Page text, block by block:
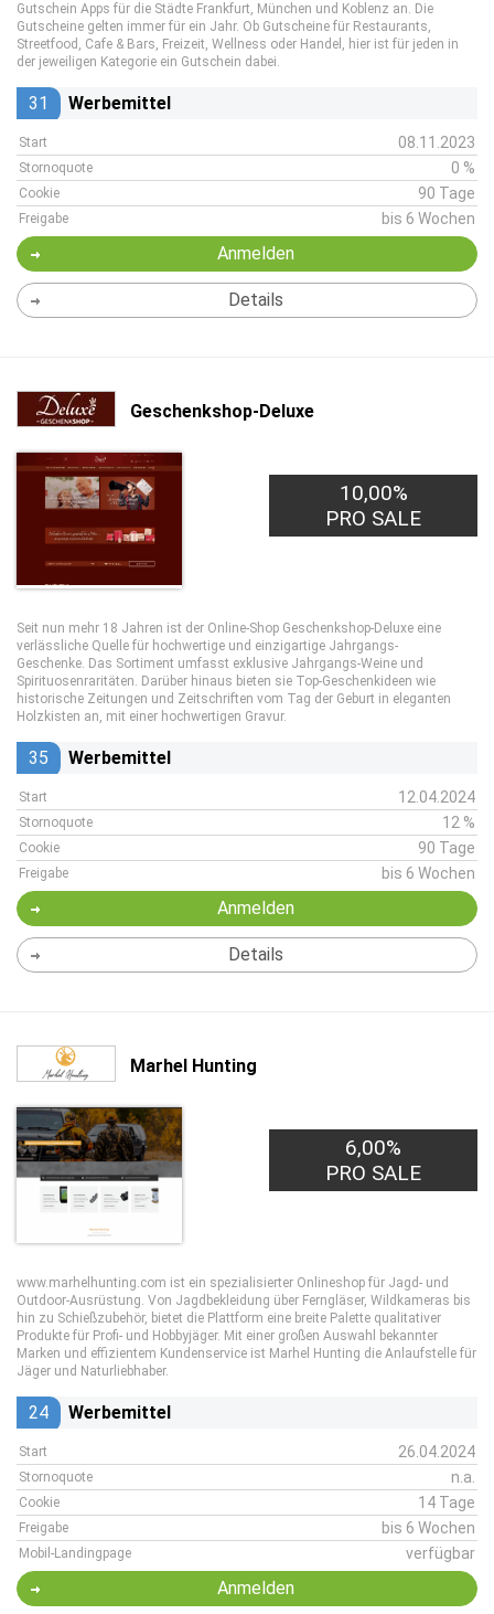
Gutschein Apps für die Städte Frankfurt, München und Koblenz an. Die
Gutscheine gelten immer für ein Jahr. Ob Gutscheine für Restaurants,
Streetfood, Cafe & Bars, Freizeit, Wellness oder Handel, hier ist für jeden in
der jeweiligen Kategorie ein Gutschein dabei.
31 Werbemittel
Start 08.11.2023
Stornoquote 0 %
Cookie 90 Tage
Freigabe bis 6 Wochen
Anmelden
Details
Geschenkshop-Deluxe
10,00%
PRO SALE
Seit nun mehr 18 Jahren ist der Online-Shop Geschenkshop-Deluxe eine
verlässliche Quelle für hochwertige und einzigartige Jahrgangs-
Geschenke. Das Sortiment umfasst exklusive Jahrgangs-Weine und
Spirituosenraritäten. Darüber hinaus bieten sie Top-Geschenkideen wie
historische Zeitungen und Zeitschriften vom Tag der Geburt in eleganten
Holzkisten an, mit einer hochwertigen Gravur.
35 Werbemittel
Start 12.04.2024
Stornoquote 12 %
Cookie 90 Tage
Freigabe bis 6 Wochen
Anmelden
Details
Marhel Hunting
6,00%
PRO SALE
www.marhelhunting.com ist ein spezialisierter Onlineshop für Jagd- und
Outdoor-Ausrüstung. Von Jagdbekleidung über Ferngläser, Wildkameras bis
hin zu Schießzubehör, bietet die Plattform eine breite Palette qualitativer
Produkte für Profi- und Hobbyjäger. Mit einer großen Auswahl bekannter
Marken und effizientem Kundenservice ist Marhel Hunting die Anlaufstelle für
Jäger und Naturliebhaber.
24 Werbemittel
Start 26.04.2024
Stornoquote n.a.
Cookie 14 Tage
Freigabe bis 6 Wochen
Mobil-Landingpage verfügbar
Anmelden